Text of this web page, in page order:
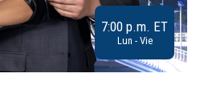
7:00 p.m. ET
Lun - Vie